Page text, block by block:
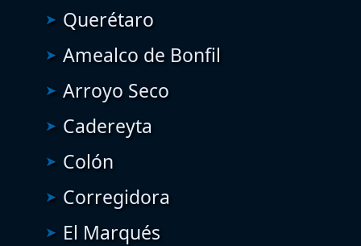
Querétaro
Amealco de Bonfil
Arroyo Seco
Cadereyta
Colón
Corregidora
El Marqués